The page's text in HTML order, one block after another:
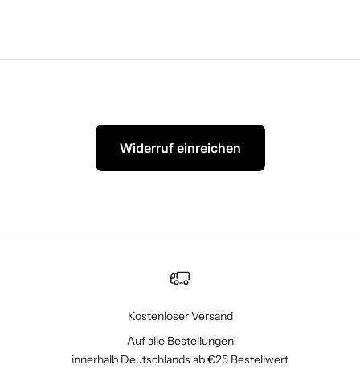
Widerruf einreichen
Kostenloser Versand
Auf alle Bestellungen
innerhalb Deutschlands ab €25 Bestellwert